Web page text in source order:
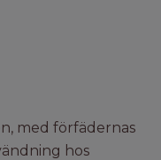
med förfädernas
hos